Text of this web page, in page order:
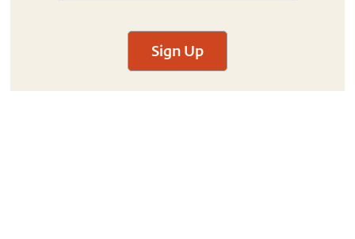
Sign Up